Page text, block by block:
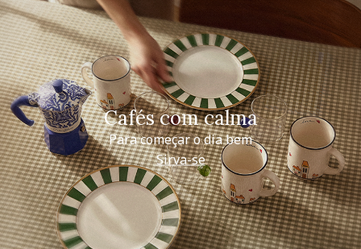
Cafés com calma
Para começar o dia bem
Sirva-se